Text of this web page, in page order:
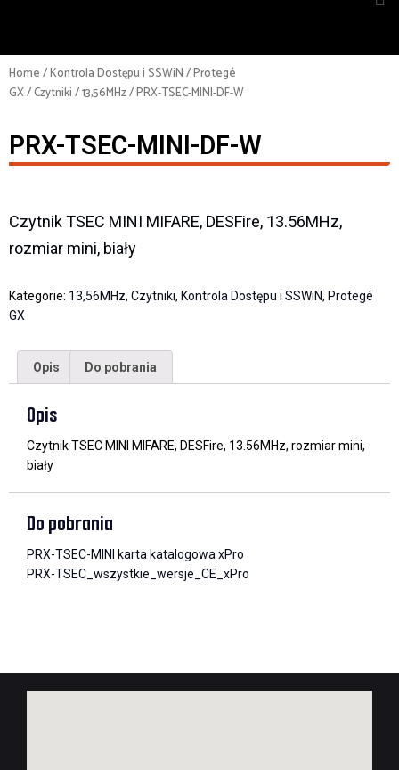
Home/Kontrola Dostępu i SSWiN/Protegé
GX/Czytniki/13,56MHz/ PRX-TSEC-MINI-DF-W
PRX-TSEC-MINI-DF-W
Czytnik TSEC MINI MIFARE, DESFire, 13.56MHz,
rozmiar mini, biały
Kategorie: 13,56MHz, Czytniki, Kontrola Dostępu i SSWiN, Protegé
GX
Opis Do pobrania
Opis
Czytnik TSEC MINI MIFARE, DESFire, 13.56MHz, rozmiar mini,
biały
Do pobrania
PRX-TSEC-MINI karta katalogowa xPro
PRX-TSEC_wszystkie_wersje_CE_xPro